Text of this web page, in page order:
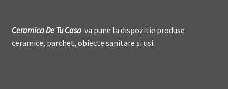
Ceramica DeTu Casava pune la dispozitie produse
ceramice, parchet, obiecte sanitare si usi.